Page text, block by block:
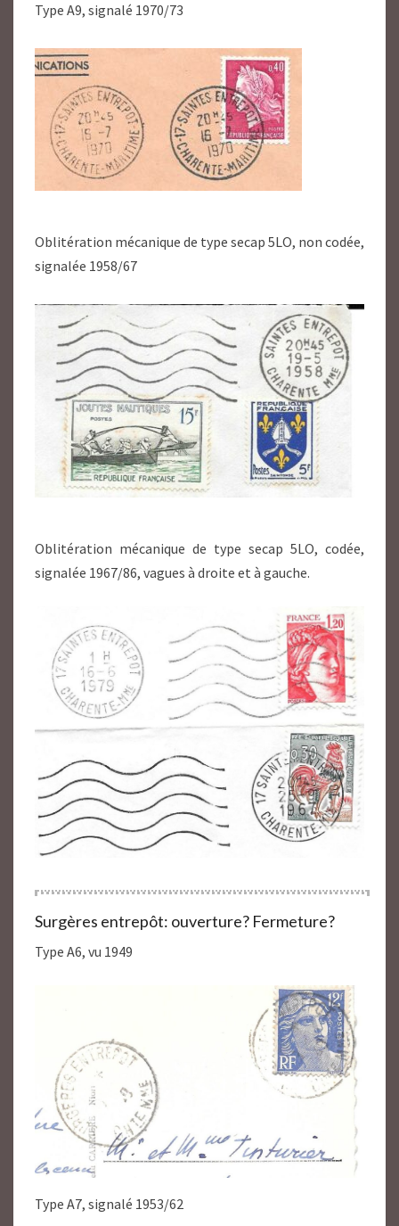
Type A9, signalé 1970/73
Oblitération mécanique de type secap 5LO, non codée,
signalée 1958/67
Oblitération mécanique de type secap 5LO, codée,
signalée 1967/86, vagues à droite et à gauche.
Surgères entrepôt: ouverture? Fermeture?
Type A6, vu 1949
Type A7, signalé 1953/62